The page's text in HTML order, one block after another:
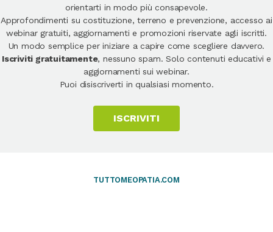
orientarti in modo più consapevole.
Approfondimenti su costituzione, terreno e prevenzione, accesso ai
webinar gratuiti, aggiornamenti e promozioni riservate agli iscritti.
Un modo semplice per iniziare a capire come scegliere davvero.
Iscriviti gratuitamente, nessuno spam. Solo contenuti educativi e
aggiornamenti sui webinar.
Puoi disiscriverti in qualsiasi momento.
ISCRIVITI
TUTTOMEOPATIA.COM